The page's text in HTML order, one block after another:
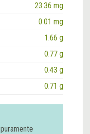
23.36 mg
0.01 mg
1.66 g
0.77 g
0.43 g
0.71 g